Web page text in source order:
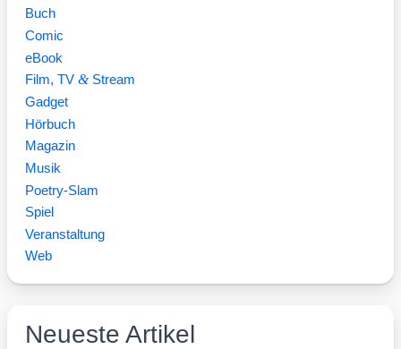
Buch
Comic
eBook
Film, TV&Stream
Gadget
Hörbuch
Magazin
Musik
Poetry-Slam
Spiel
Veranstaltung
Web
Neueste Artikel